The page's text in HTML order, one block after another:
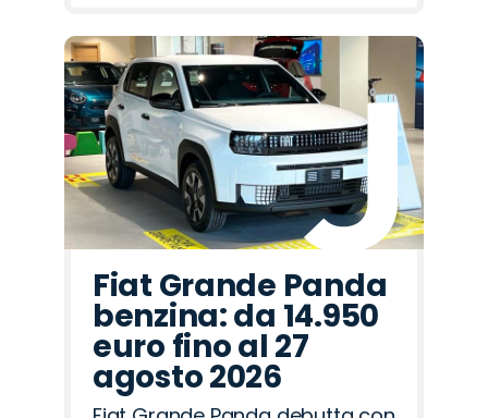
Fiat Grande Panda
benzina: da 14.950
euro fino al 27
agosto 2026